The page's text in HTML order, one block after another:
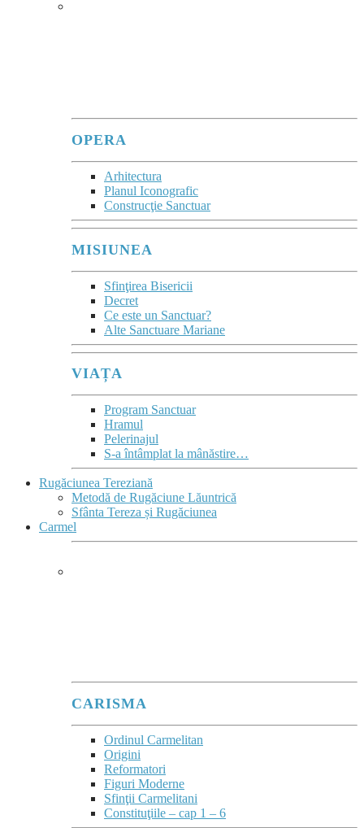
OPERA
Arhitectura
Planul Iconografic
Construcţie Sanctuar
MISIUNEA
Sfinţirea Bisericii
Decret
Ce este un Sanctuar?
Alte Sanctuare Mariane
VIAȚA
Program Sanctuar
Hramul
Pelerinajul
S-a întâmplat la mânăstire…
Rugăciunea Tereziană
Metodă de Rugăciune Lăuntrică
Sfânta Tereza și Rugăciunea
Carmel
CARISMA
Ordinul Carmelitan
Origini
Reformatori
Figuri Moderne
Sfinţii Carmelitani
Constituţiile – cap 1 – 6